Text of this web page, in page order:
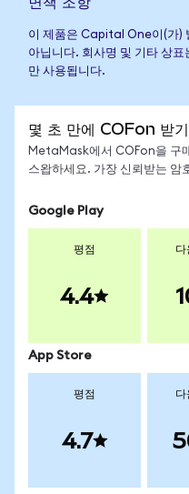
이 제품은 Capital One이(가)
아닙니다. 회사명 및 기타 상표
만 사용됩니다.
몇 초 만에 COFon 받기
MetaMask에서 COFon을 구
스왑하세요. 가장 신뢰받는 암
Google Play
평점
4.4
다
App Store
평점
4.7
다